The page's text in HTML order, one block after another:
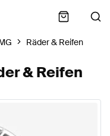
Räder & Reifen
& Reifen